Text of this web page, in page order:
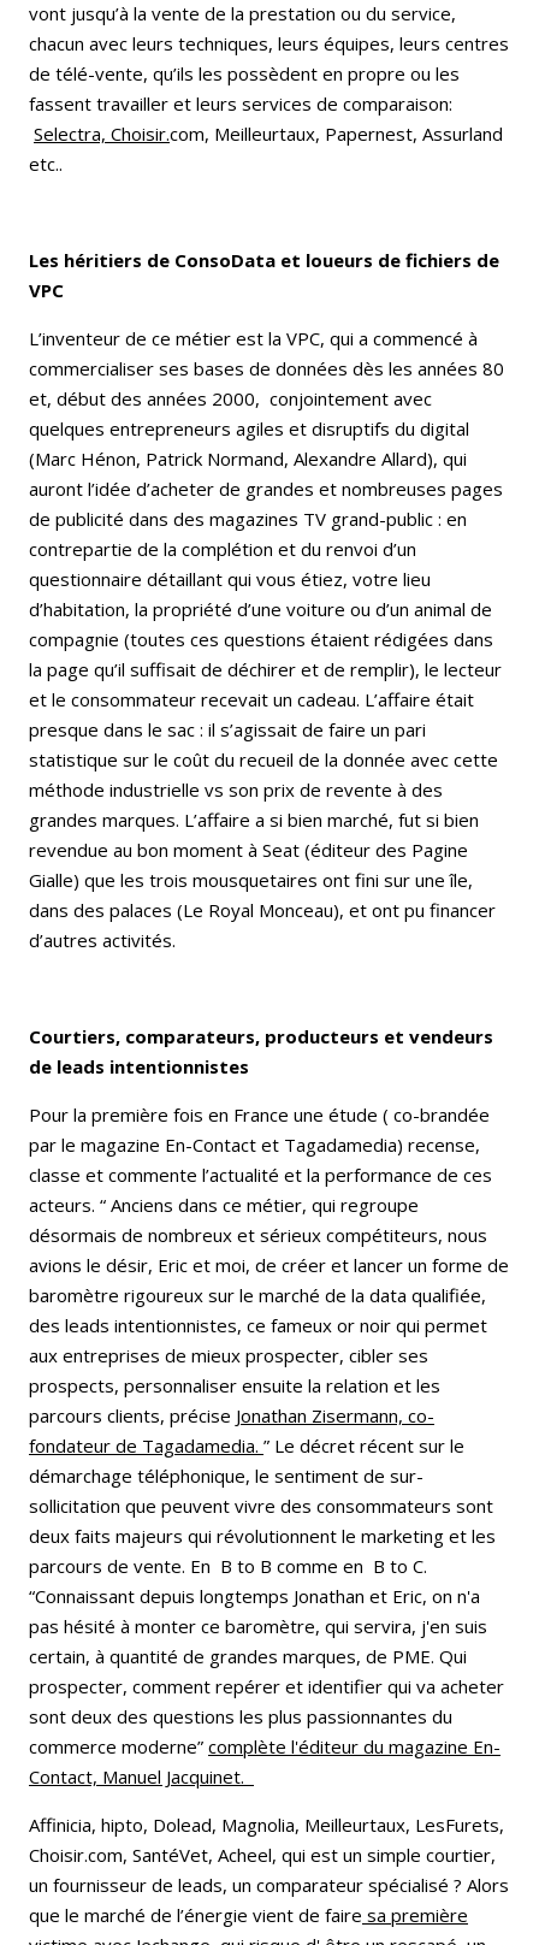
vont jusqu’à la vente de la prestation ou du service,
chacun avec leurs techniques, leurs équipes, leurs centres
de télé-vente, qu’ils les possèdent en propre ou les
fassent travailler et leurs services de comparaison:
Selectra, Choisir.com, Meilleurtaux, Papernest, Assurland
etc..
Les héritiers de ConsoData et loueurs de fichiers de
VPC
L’inventeur de ce métier est la VPC, qui a commencé à
commercialiser ses bases de données dès les années 80
et, début des années 2000, conjointement avec
quelques entrepreneurs agiles et disruptifs du digital
(Marc Hénon, Patrick Normand, Alexandre Allard), qui
auront l’idée d’acheter de grandes et nombreuses pages
de publicité dans des magazines TV grand-public : en
contrepartie de la complétion et du renvoi d’un
questionnaire détaillant qui vous étiez, votre lieu
d’habitation, la propriété d’une voiture ou d’un animal de
compagnie (toutes ces questions étaient rédigées dans
la page qu’il suffisait de déchirer et de remplir), le lecteur
et le consommateur recevait un cadeau. L’affaire était
presque dans le sac : il s’agissait de faire un pari
statistique sur le coût du recueil de la donnée avec cette
méthode industrielle vs son prix de revente à des
grandes marques. L’affaire a si bien marché, fut si bien
revendue au bon moment à Seat (éditeur des Pagine
Gialle) que les trois mousquetaires ont fini sur une île,
dans des palaces (Le Royal Monceau), et ont pu financer
d’autres activités.
Courtiers, comparateurs, producteurs et vendeurs
de leads intentionnistes
Pour la première fois en France une étude ( co-brandée
par le magazine En-Contact et Tagadamedia) recense,
classe et commente l’actualité et la performance de ces
acteurs. “ Anciens dans ce métier, qui regroupe
désormais de nombreux et sérieux compétiteurs, nous
avions le désir, Eric et moi, de créer et lancer un forme de
baromètre rigoureux sur le marché de la data qualifiée,
des leads intentionnistes, ce fameux or noir qui permet
aux entreprises de mieux prospecter, cibler ses
prospects, personnaliser ensuite la relation et les
parcours clients, précise Jonathan Zisermann, co-
fondateur de Tagadamedia. ” Le décret récent sur le
démarchage téléphonique, le sentiment de sur-
sollicitation que peuvent vivre des consommateurs sont
deux faits majeurs qui révolutionnent le marketing et les
parcours de vente. En B to B comme en B to C.
“Connaissant depuis longtemps Jonathan et Eric, on n'a
pas hésité à monter ce baromètre, qui servira, j'en suis
certain, à quantité de grandes marques, de PME. Qui
prospecter, comment repérer et identifier qui va acheter
sont deux des questions les plus passionnantes du
commerce moderne” complète l'éditeur du magazine En-
Contact, Manuel Jacquinet.
Affinicia, hipto, Dolead, Magnolia, Meilleurtaux, LesFurets,
Choisir.com, SantéVet, Acheel, qui est un simple courtier,
un fournisseur de leads, un comparateur spécialisé ? Alors
que le marché de l’énergie vient de faire sa première